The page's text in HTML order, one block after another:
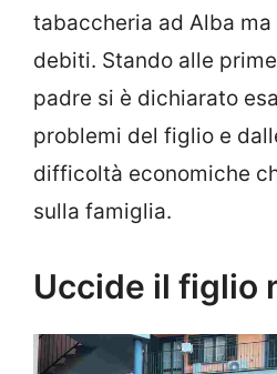
tabaccheria ad Alba
debiti. Stando alle
padre si è dichiarato
problemi del figlio e
difficoltà economiche
sulla famiglia.
Uccide il figlio